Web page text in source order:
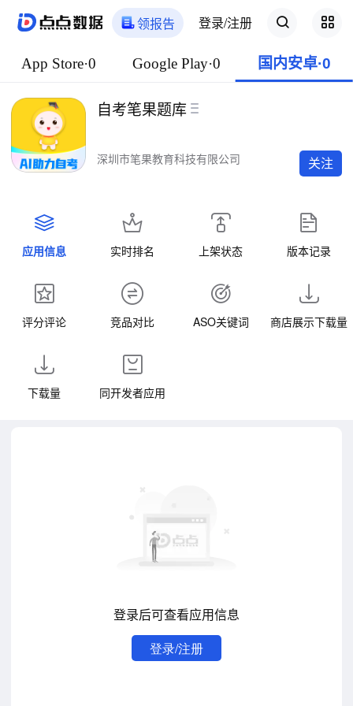
领报告 登录/注册
App Store·0 Google Play·0 国内安卓·0
自考笔果题库
深圳市笔果教育科技有限公司 关注
应用信息 实时排名 上架状态 版本记录
评分评论 竞品对比 ASO关键词 商店展示下载量
下载量 同开发者应用
登录后可查看应用信息
登录/注册